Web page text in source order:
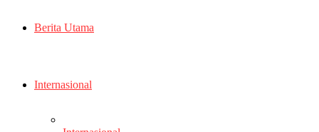
Berita Utama
Internasional